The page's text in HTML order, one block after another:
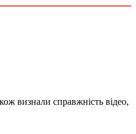
визнали справжність відео,